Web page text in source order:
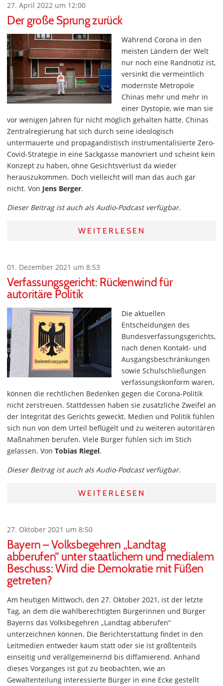
27. April 2022 um 12:00
Der große Sprung zurück
Während Corona in den
meisten Ländern der Welt
nur noch eine Randnotiz ist,
versinkt die vermeintlich
modernste Metropole
Chinas mehr und mehr in
einer Dystopie, wie man sie
vor wenigen Jahren für nicht möglich gehalten hätte. Chinas
Zentralregierung hat sich durch seine ideologisch
untermauerte und propagandistisch instrumentalisierte Zero-
Covid-Strategie in eine Sackgasse manövriert und scheint kein
Konzept zu haben, ohne Gesichtsverlust da wieder
herauszukommen. Doch vielleicht will man das auch gar
nicht. Von Jens Berger.
Dieser Beitrag ist auch als Audio-Podcast verfügbar.
WEITERLESEN
01. Dezember 2021 um 8:53
Verfassungsgericht: Rückenwind für
autoritäre Politik
Die aktuellen
Entscheidungen des
Bundesverfassungsgerichts,
nach denen Kontakt- und
Ausgangsbeschränkungen
sowie Schulschließungen
verfassungskonform waren,
können die rechtlichen Bedenken gegen die Corona-Politik
nicht zerstreuen. Stattdessen haben sie zusätzliche Zweifel an
der Integrität des Gerichts geweckt. Medien und Politik fühlen
sich nun von dem Urteil beflügelt und zu weiteren autoritären
Maßnahmen berufen. Viele Bürger fühlen sich im Stich
gelassen. Von Tobias Riegel.
Dieser Beitrag ist auch als Audio-Podcast verfügbar.
WEITERLESEN
27. Oktober 2021 um 8:50
Bayern – Volksbegehren „Landtag
abberufen“ unter staatlichem und medialem
Beschuss: Wird die Demokratie mit Füßen
getreten?
Am heutigen Mittwoch, den 27. Oktober 2021, ist der letzte
Tag, an dem die wahlberechtigten Bürgerinnen und Bürger
Bayerns das Volksbegehren „Landtag abberufen“
unterzeichnen können. Die Berichterstattung findet in den
Leitmedien entweder kaum statt oder sie ist größtenteils
einseitig und verallgemeinernd bis diffamierend. Anhand
dieses Vorganges ist gut zu beobachten, wie an
Gewaltenteilung interessierte Bürger in eine Ecke gestellt